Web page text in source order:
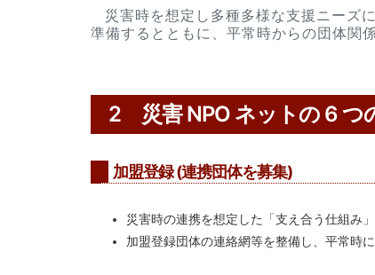
災害時を想定し多種多様な支援ニーズ
準備するとともに、平常時からの団体関
2 災害 NPO ネットの 6 つ
加盟登録 (連携団体を募集)
災害時の連携を想定した「支え合う仕組み
加盟登録団体の連絡網等を整備し、平常時